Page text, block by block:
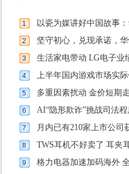
1 以瓷为媒讲好中国故事
2 坚守初心，兑现承诺，
3 生活家电带动 LG电子业
4 上半年国内游戏市场实
5 多重因素扰动 金价短期
6 AI“隐形欺诈”挑战司法
7 月内已有210家上市公司
8 TWS耳机不好卖了 耳夹
9 格力电器加速加码海外